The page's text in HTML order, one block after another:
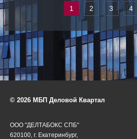
1 2 3 4
© 2026 МБП Деловой Квартал
ООО "ДЕЛТАБОКС СПБ"
620100, г. Екатеринбург,